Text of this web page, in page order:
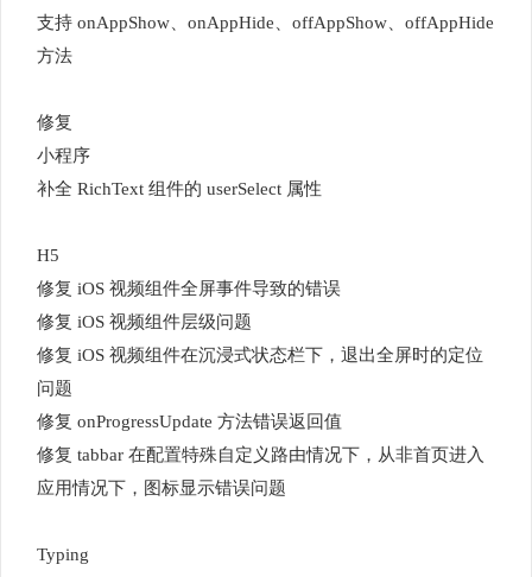
支持 onAppShow、onAppHide、offAppShow、offAppHide
方法
修复
小程序
补全 RichText 组件的 userSelect 属性
H5
修复 iOS 视频组件全屏事件导致的错误
修复 iOS 视频组件层级问题
修复 iOS 视频组件在沉浸式状态栏下，退出全屏时的定位
问题
修复 onProgressUpdate 方法错误返回值
修复 tabbar 在配置特殊自定义路由情况下，从非首页进入
应用情况下，图标显示错误问题
Typing